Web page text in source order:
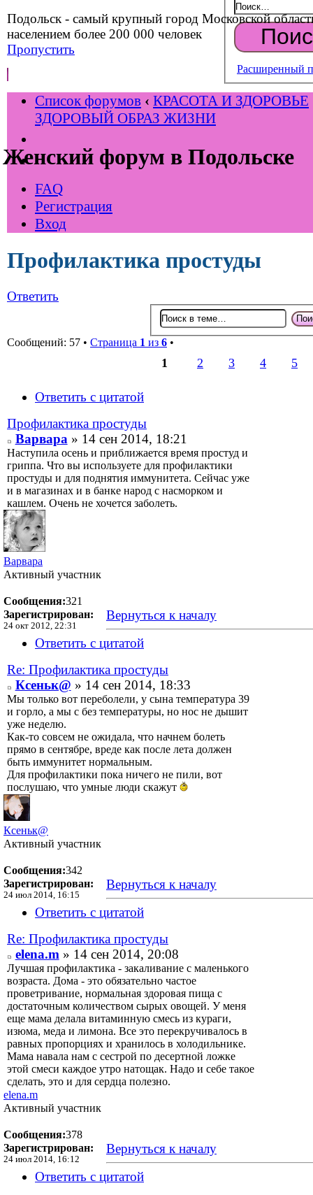
Подольск - самый крупный город Московской
населением более 200 000 человек
Пропустить
Женский форум в Подольске
Расширенный
Список форумов ‹ КРАСОТА И ЗДОРОВЬЕ
ЗДОРОВЫЙ ОБРАЗ ЖИЗНИ
FAQ
Регистрация
Вход
Профилактика простуды
Ответить
Сообщений: 57 • Страница 1 из 6 •
1 2 3 4 5
Ответить с цитатой
Профилактика простуды
Варвара» 14 сен 2014, 18:21
Наступила осень и приближается время простуд и
гриппа. Что вы используете для профилактики
простуды и для поднятия иммунитета. Сейчас уже
и в магазинах и в банке народ с насморком и
кашлем. Очень не хочется заболеть.
Варвара
Активный участник
Сообщения:321
Зарегистрирован:
24 окт 2012, 22:31
Вернуться к началу
Ответить с цитатой
Re: Профилактика простуды
Ксеньк@ » 14 сен 2014, 18:33
Мы только вот переболели, у сына температура 39
и горло, а мы с без температуры, но нос не дышит
уже неделю.
Как-то совсем не ожидала, что начнем болеть
прямо в сентябре, вреде как после лета должен
быть иммунитет нормальным.
Для профилактики пока ничего не пили, вот
послушаю, что умные люди скажут
Ксеньк@
Активный участник
Сообщения:342
Зарегистрирован:
24 июл 2014, 16:15
Вернуться к началу
Ответить с цитатой
Re: Профилактика простуды
elena.m» 14 сен 2014, 20:08
Лучшая профилактика - закаливание с маленького
возраста. Дома - это обязательно частое
проветривание, нормальная здоровая пища с
достаточным количеством сырых овощей. У меня
еще мама делала витаминную смесь из кураги,
изюма, меда и лимона. Все это перекручивалось в
равных пропорциях и хранилось в холодильнике.
Мама навала нам с сестрой по десертной ложке
этой смеси каждое утро натощак. Надо и себе такое
сделать, это и для сердца полезно.
elena.m
Активный участник
Сообщения:378
Зарегистрирован:
24 июл 2014, 16:12
Вернуться к началу
Ответить с цитатой